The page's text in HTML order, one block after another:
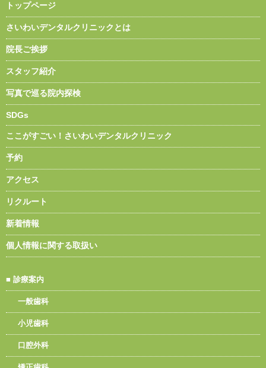
トップページ
さいわいデンタルクリニックとは
院長ご挨拶
スタッフ紹介
写真で巡る院内探検
SDGs
ここがすごい！さいわいデンタルクリニック
予約
アクセス
リクルート
新着情報
個人情報に関する取扱い
■ 診療案内
一般歯科
小児歯科
口腔外科